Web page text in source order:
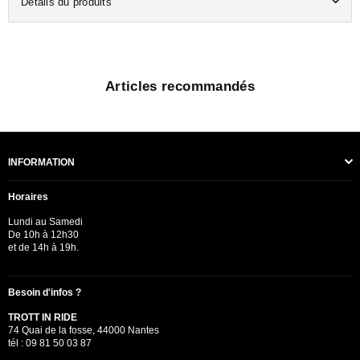
Articles recommandés
INFORMATION
Horaires
Lundi au Samedi
De 10h à 12h30
et de 14h à 19h.
Besoin d'infos ?
TROTT IN RIDE
74 Quai de la fosse, 44000 Nantes
tél : 09 81 50 03 87